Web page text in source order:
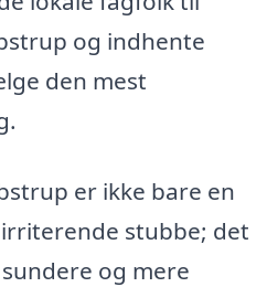
og indhente
den mest
er ikke bare en
stubbe; det
og mere